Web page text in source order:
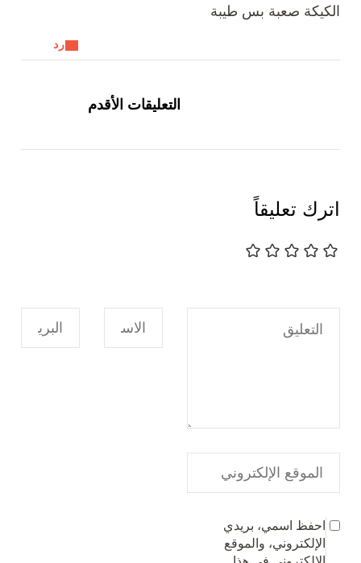
رد
الكيكة صعبة بس طيبة
التعليقات الأقدم
اترك تعليقاً
احفظ اسمي، بريدي
الإلكتروني، والموقع